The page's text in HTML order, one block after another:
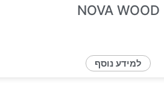
NOVA WOOD
למידע נוסף